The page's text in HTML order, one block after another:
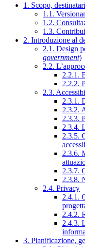
1. Scopo,
1.1.
1.2.
1.3.
2. Introduzione al
2.1. Design
government)
2.2.
2.2.1.
2.2.2.
2.3.
2.3.1.
2.3.2.
2.3.3.
2.3.4.
2.3.5.
2.3.6.
2.3.7.
2.3.8.
2.4. Privacy
2.4.1.
2.4.2.
2.4.3.
3. Pianificazione,